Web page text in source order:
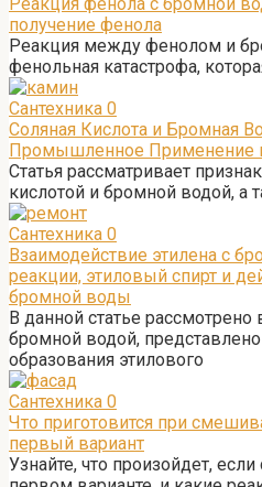
получение фенола
Реакция между фенолом и
фенольная катастрофа,
Сантехника 0
Соляная Кислота и Бромная
Промышленное Применение
Статья рассматривает
кислотой и бромной водой,
Сантехника 0
Взаимодействие этилена с
реакции, этиловый спирт и
бромной воды
В данной статье
бромной водой,
образования этилового
Сантехника 0
Что приготовится при
первый вариант
Узнайте, что произойдет,